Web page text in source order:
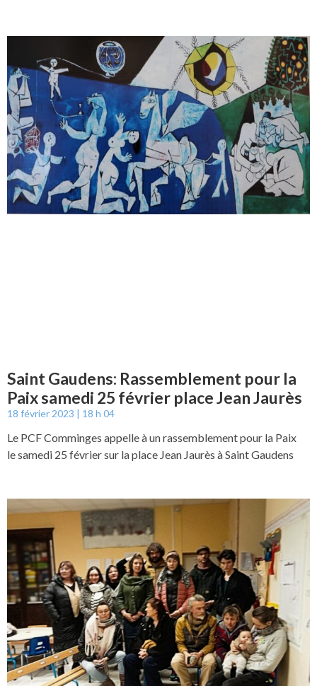
Saint Gaudens: Rassemblement pour la
Paix samedi 25 février place Jean Jaurès
18 février 2023 18 h 04
Le PCF Comminges appelle à un rassemblement pour la Paix
le samedi 25 février sur la place Jean Jaurès à Saint Gaudens